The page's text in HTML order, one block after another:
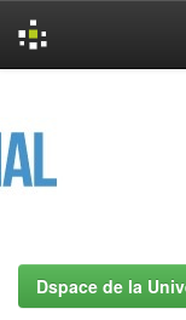
Dspace de la